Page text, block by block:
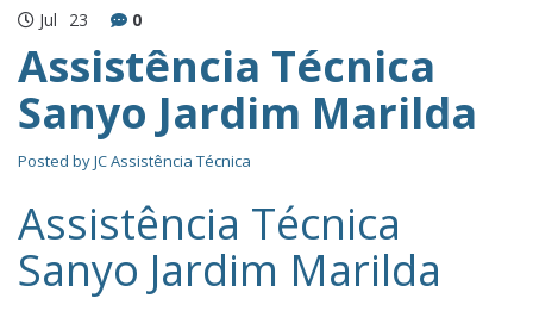
Jul 23 0
Assistência Técnica
Sanyo Jardim Marilda
Posted byJC Assistência Técnica
Assistência Técnica
Sanyo Jardim Marilda